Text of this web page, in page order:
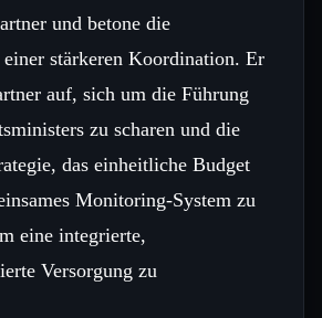
und betone die
stärkeren Koordination. Er
auf, sich um die Führung
zu scharen und die
das einheitliche Budget
Monitoring‑System zu
eine integrierte,
Versorgung zu